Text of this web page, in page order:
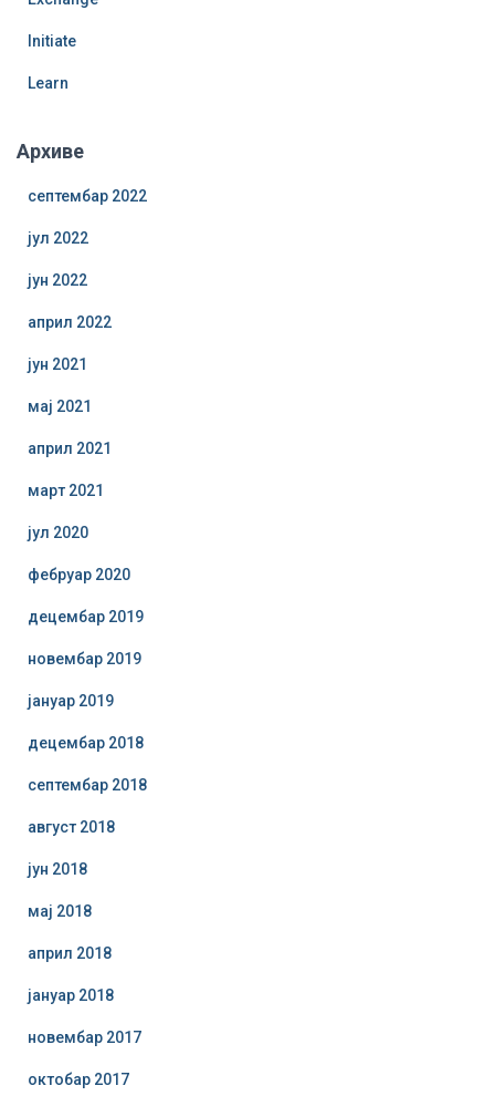
Initiate
Learn
Архиве
септембар 2022
јул 2022
јун 2022
април 2022
јун 2021
мај 2021
април 2021
март 2021
јул 2020
фебруар 2020
децембар 2019
новембар 2019
јануар 2019
децембар 2018
септембар 2018
август 2018
јун 2018
мај 2018
април 2018
јануар 2018
новембар 2017
октобар 2017